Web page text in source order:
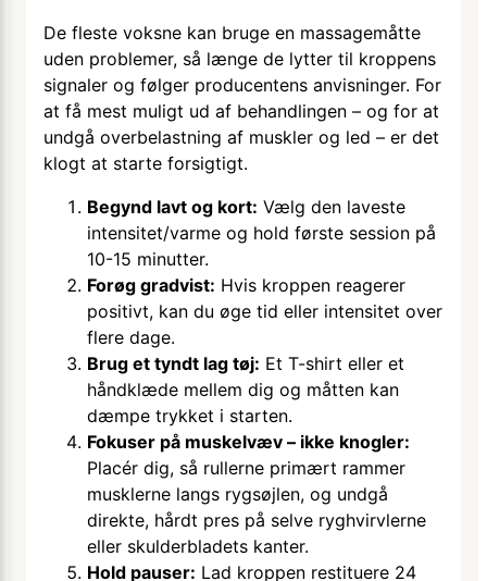
De fleste voksne kan bruge en massagemåtte
uden problemer, så længe de lytter til kroppens
signaler og følger producentens anvisninger. For
at få mest muligt ud af behandlingen – og for at
undgå overbelastning af muskler og led – er det
klogt at starte forsigtigt.
Begynd lavt og kort: Vælg den laveste
intensitet/varme og hold første session på
10-15 minutter.
Forøg gradvist: Hvis kroppen reagerer
positivt, kan du øge tid eller intensitet over
flere dage.
Brug et tyndt lag tøj: Et T-shirt eller et
håndklæde mellem dig og måtten kan
dæmpe trykket i starten.
Fokuser på muskelvæv – ikke knogler:
Placér dig, så rullerne primært rammer
musklerne langs rygsøjlen, og undgå
direkte, hårdt pres på selve ryghvirvlerne
eller skulderbladets kanter.
Hold pauser: Lad kroppen restituere 24